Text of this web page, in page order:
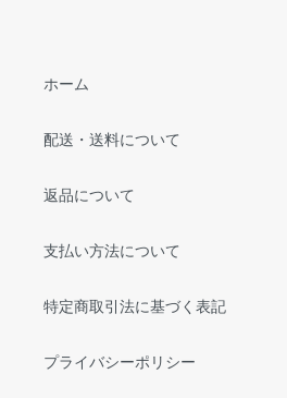
ホーム
配送・送料について
返品について
支払い方法について
特定商取引法に基づく表記
プライバシーポリシー